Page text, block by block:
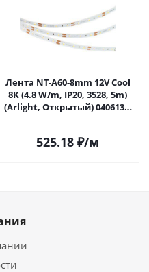
Лента NT-A60-8mm 12V Cool
8K (4.8 W/m, IP20, 3528, 5m)
(Arlight, Открытый) 040613 в
525.18 ₽/м